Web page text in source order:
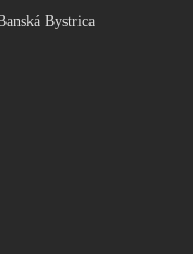
Bystrica